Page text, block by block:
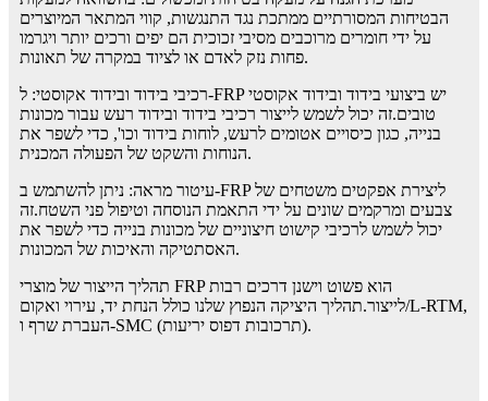
הבטיחות המסורתיים ממתכת נגד התנגשות, קווי המתאר המיוצרים
על ידי חומרים מרוכבים מסיבי זכוכית הם יפים ורכים יותר ויגרמו
פחות נזק לאדם או לציוד במקרה של תאונות.
רכיבי בידוד ובידוד אקוסטי: ל-FRP יש ביצועי בידוד ובידוד אקוסטי
טובים.זה יכול לשמש לייצור רכיבי בידוד ובידוד רעש עבור מכונות
בנייה, כגון כיסויים אטומים לרעש, לוחות בידוד וכו', כדי לשפר את
הנוחות והשקט של הפעולה המכנית.
עיטור מראה: ניתן להשתמש ב-FRP ליצירת אפקטים משטחים של
צבעים ומרקמים שונים על ידי התאמת הנוסחה וטיפול פני השטח.זה
יכול לשמש לרכיבי קישוט חיצוניים של מכונות בנייה כדי לשפר את
האסתטיקה והאיכות של המכונות.
תהליך הייצור של מוצרי FRP הוא פשוט וישנן דרכים רבות
לייצור.תהליך היציקה הנפוץ שלנו כולל הנחת יד, עירוי ואקום/L-RTM,
העברת שרף ו-SMC (תרכובות דפוס יריעות).